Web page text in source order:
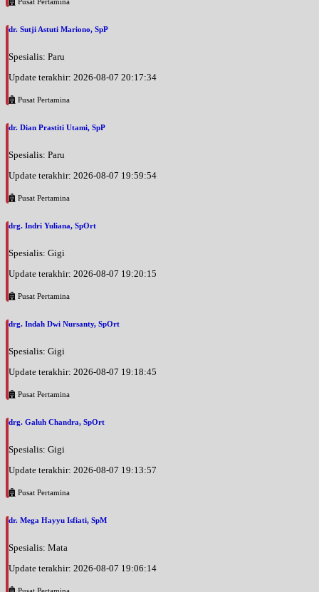
dr. Sutji Astuti Mariono, SpP
Spesialis: Paru
Update terakhir: 2026-08-07 20:17:34
Pusat Pertamina
dr. Dian Prastiti Utami, SpP
Spesialis: Paru
Update terakhir: 2026-08-07 19:59:54
Pusat Pertamina
drg. Indri Yuliana, SpOrt
Spesialis: Gigi
Update terakhir: 2026-08-07 19:20:15
Pusat Pertamina
drg. Indah Dwi Nursanty, SpOrt
Spesialis: Gigi
Update terakhir: 2026-08-07 19:18:45
Pusat Pertamina
drg. Galuh Chandra, SpOrt
Spesialis: Gigi
Update terakhir: 2026-08-07 19:13:57
Pusat Pertamina
dr. Mega Hayyu Isfiati, SpM
Spesialis: Mata
Update terakhir: 2026-08-07 19:06:14